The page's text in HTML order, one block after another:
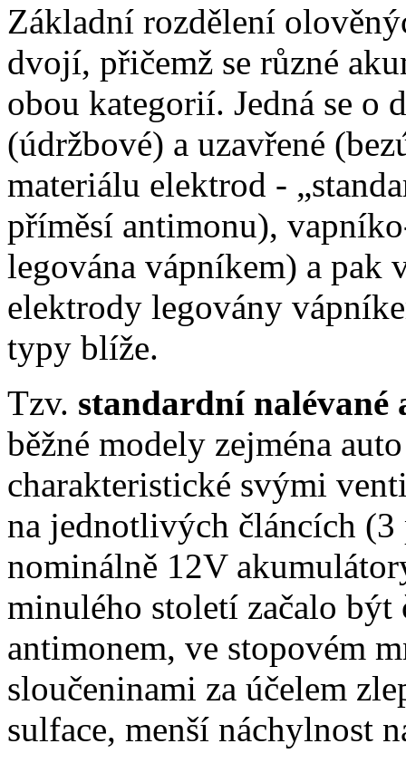
Základní rozdělení
dvojí, přičemž se různé
obou kategorií. Jedná se o
(údržbové) a uzavřené
materiálu elektrod -
příměsí antimonu),
legována vápníkem) a pak
elektrody legovány
typy blíže.
Tzv. standardní
běžné modely zejména
charakteristické svými
na jednotlivých článcích
nominálně 12V
minulého století začalo být
antimonem, ve stopovém
sloučeninami za účelem
sulface, menší náchylnost